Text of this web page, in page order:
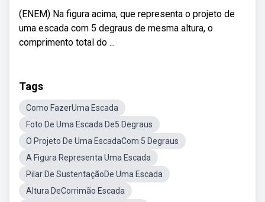
(ENEM) Na figura acima, que representa o projeto de
uma escada com 5 degraus de mesma altura, o
comprimento total do ...
Tags
Como FazerUma Escada
Foto De Uma Escada De5 Degraus
O Projeto De Uma EscadaCom 5 Degraus
A Figura Representa Uma Escada
Pilar De SustentaçãoDe Uma Escada
Altura DeCorrimão Escada